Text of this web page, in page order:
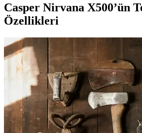
Casper Nirvana X500’ün
Özellikleri